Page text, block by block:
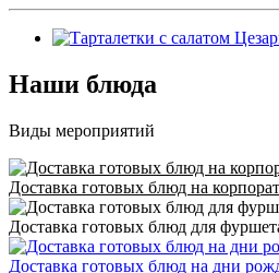
Наши блюда
Виды мероприятий
Доставка готовых блюд на
Доставка готовых блюд для
Доставка готовых блюд на дни